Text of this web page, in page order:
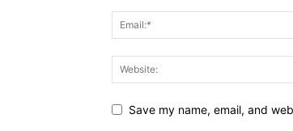
Save my name, email, and